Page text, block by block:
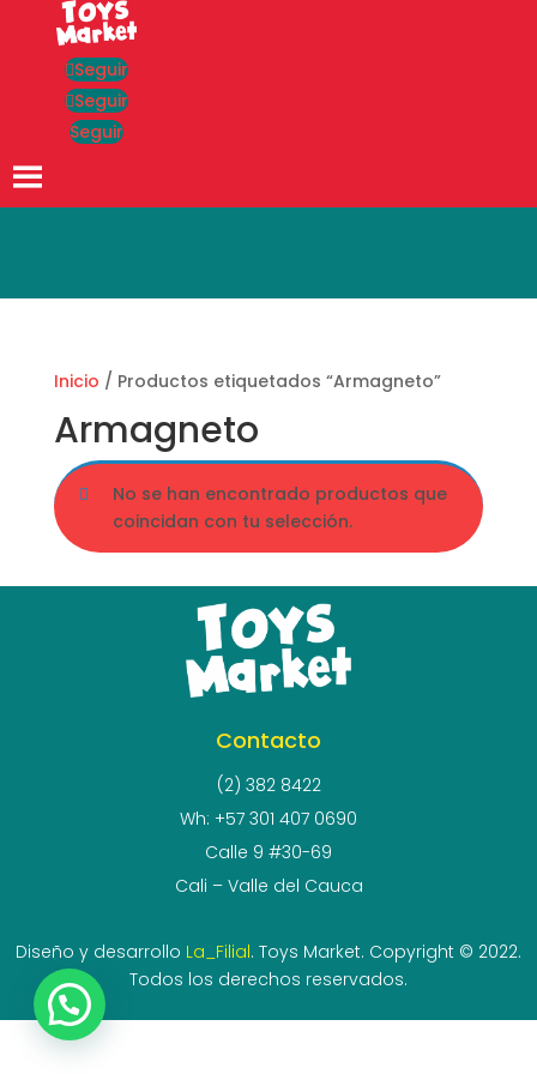
Seguir
Seguir
Seguir
Inicio / Productos etiquetados “Armagneto”
Armagneto
No se han encontrado productos que
coincidan con tu selección.
Contacto
(2) 382 8422
Wh: +57 301 407 0690
Calle 9 #30-69
Cali – Valle del Cauca
Diseño y desarrollo La_Filial. Toys Market. Copyright © 2022.
Todos los derechos reservados.